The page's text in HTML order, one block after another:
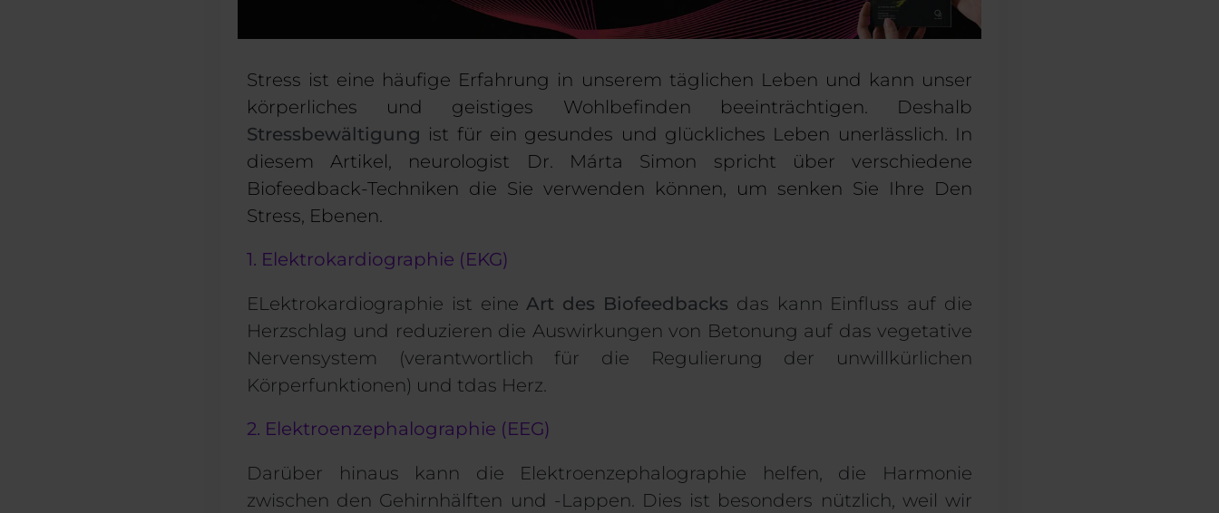
Stress ist eine häufige Erfahrung in unserem täglichen Leben und kann unser
körperliches und geistiges Wohlbefinden beeinträchtigen. Deshalb
Stressbewältigung ist für ein gesundes und glückliches Leben unerlässlich. In
diesem Artikel, neurologist Dr. Márta Simon spricht über verschiedene
Biofeedback-Techniken die Sie verwenden können, um senken Sie Ihre Den
Stress, Ebenen.
1. Elektrokardiographie (EKG)
ELektrokardiographie ist eineArt des Biofeedbacks das kann Einfluss auf die
Herzschlag und reduzieren die Auswirkungen von Betonung auf das vegetative
Nervensystem (verantwortlich für die Regulierung der unwillkürlichen
Körperfunktionen) und tdas Herz.
2. Elektroenzephalographie (EEG)
Darüber hinaus kann die Elektroenzephalographie helfen, die Harmonie
zwischen den Gehirnhälften und -Lappen. Dies ist besonders nützlich, weil wir